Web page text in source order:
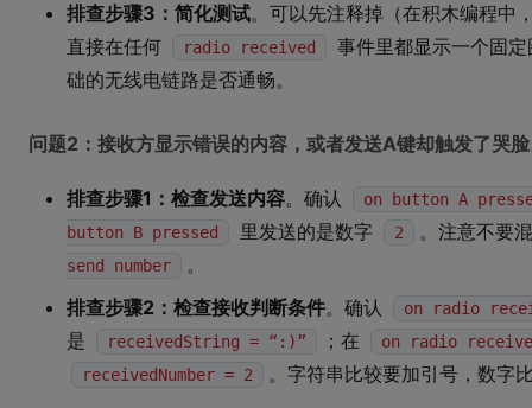
排查步骤3：简化测试。可以先注释掉（在积木编程中
直接在任何
radio received
事件里都显示一个固
础的无线电链路是否通畅。
问题2：接收方显示错误的内容，或者发送A键却触发了哭
排查步骤1：检查发送内容。确认
on button A
button B pressed
里发送的是数字 2 。注意不要
send number
。
排查步骤2：检查接收判断条件。确认 on radio
是 receivedString = “:)” ；在
on radio
receivedNumber = 2
。字符串比较要加引号，数字